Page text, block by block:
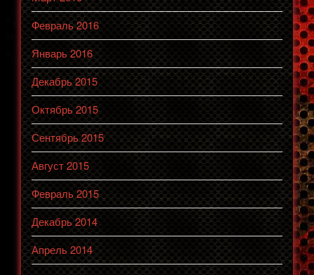
Февраль 2016
Январь 2016
Декабрь 2015
Октябрь 2015
Сентябрь 2015
Август 2015
Февраль 2015
Декабрь 2014
Апрель 2014